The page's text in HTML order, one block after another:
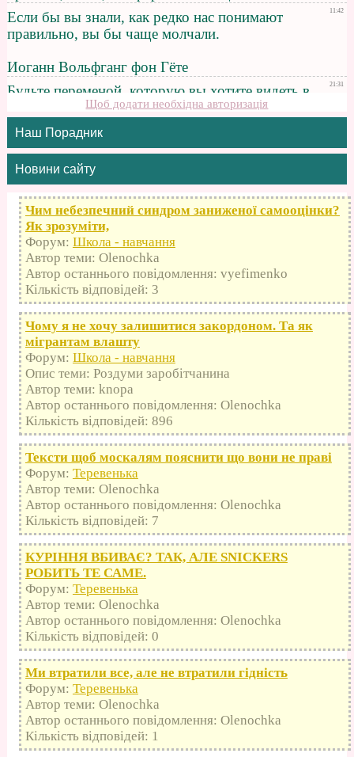
Щоб додати необхідна авторизація
Наш Порадник
Новини сайту
Чим небезпечний синдром заниженої самооцінки?
Як зрозуміти,
Форум: Школа - навчання
Автор теми: Olenochka
Автор останнього повідомлення: vyefimenko
Кількість відповідей: 3
Чому я не хочу залишитися закордоном. Та як
мігрантам влашту
Форум: Школа - навчання
Опис теми: Роздуми заробітчанина
Автор теми: knopa
Автор останнього повідомлення: Olenochka
Кількість відповідей: 896
Тексти щоб москалям пояснити що вони не праві
Форум: Теревенька
Автор теми: Olenochka
Автор останнього повідомлення: Olenochka
Кількість відповідей: 7
КУРІННЯ ВБИВАЄ? ТАК, АЛЕ SNICKERS
РОБИТЬ ТЕ САМЕ.
Форум: Теревенька
Автор теми: Olenochka
Автор останнього повідомлення: Olenochka
Кількість відповідей: 0
Ми втратили все, але не втратили гідність
Форум: Теревенька
Автор теми: Olenochka
Автор останнього повідомлення: Olenochka
Кількість відповідей: 1